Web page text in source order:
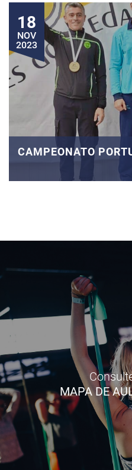
18
NOV
2023
CAMPEONATO
MAPA DE